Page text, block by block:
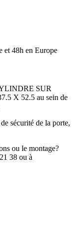
et 48h en Europe
SUR
X 52.5 au sein de
sécurité de la porte,
ou le montage?
38 ou à